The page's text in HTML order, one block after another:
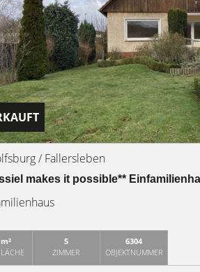
/ Fallersleben
makes it possible**
5
ZIMMER
6304
OBJEKTNUMMER